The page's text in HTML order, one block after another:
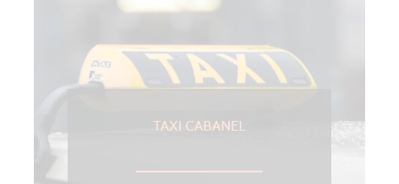
TAXI CABANEL